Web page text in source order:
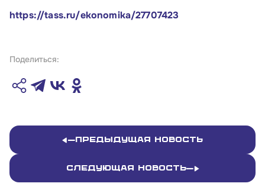
Телефон:
Почтовый адрес:
https://tass.ru/ekonomika/27707423
Поделиться:
Предыдущая новость
Следующая новость